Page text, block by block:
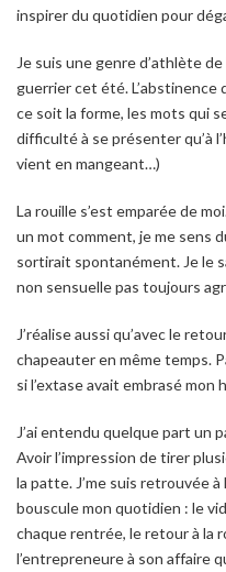
inspirer du quotidien pour
Je suis une genre d’athlète
guerrier cet été.
ce soit la forme, les mots qui
difficulté à se présenter qu’à
vient en mangeant…)
La rouille s’est emparée de
un mot comment, je me sens
sortirait spontanément. Je le
non sensuelle pas toujours
J’réalise aussi qu’avec le
chapeauter en même temps.
si l’extase avait embrasé mon
J’ai entendu quelque part un
Avoir l’impression de tirer
la patte. J’me suis retrouvée
bouscule mon quotidien : le
chaque rentrée, le retour à la
l’entrepreneure à son affaire